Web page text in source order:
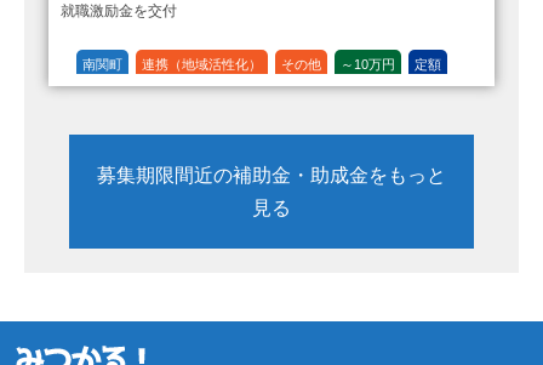
就職激励金を交付
南関町 連携（地域活性化） その他 ～10万円 定額
募集期限間近の補助金・助成金をもっと
見る